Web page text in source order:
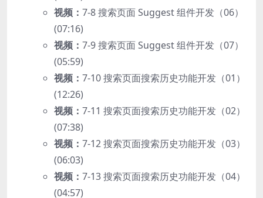
视频： 7-8 搜索页面 Suggest 组件开发（06）
(07:16)
视频： 7-9 搜索页面 Suggest 组件开发（07）
(05:59)
视频： 7-10 搜索页面搜索历史功能开发（01）
(12:26)
视频： 7-11 搜索页面搜索历史功能开发（02）
(07:38)
视频： 7-12 搜索页面搜索历史功能开发（03）
(06:03)
视频： 7-13 搜索页面搜索历史功能开发（04）
(04:57)